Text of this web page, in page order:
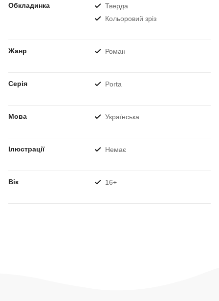
Обкладинка
Тверда
Кольоровий зріз
Жанр Роман
Серія Porta
Мова Українська
Ілюстрації Немає
Вік 16+